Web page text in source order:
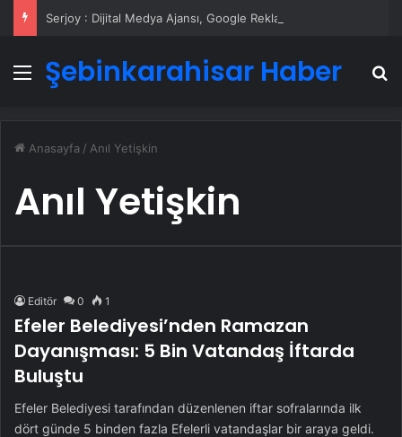
Menü
Şebinkarahisar Haber
Anasayfa / Anıl Yetişkin
Anıl Yetişkin
Editör 0 1
Efeler Belediyesi’nden Ramazan
Dayanışması: 5 Bin Vatandaş İftarda
Buluştu
Efeler Belediyesi tarafından düzenlenen iftar sofralarında ilk
dört günde 5 binden fazla Efelerli vatandaşlar bir araya geldi.